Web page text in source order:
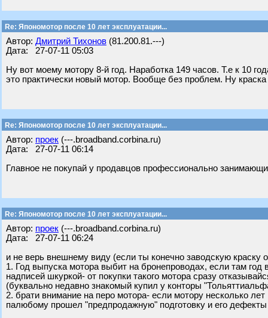
Re: Япономотор после 10 лет эксплуатации...
Автор: Дмитрий Тихонов (81.200.81.---)
Дата: 27-07-11 05:03
Ну вот моему мотору 8-й год. Наработка 149 часов. Т.е к 10
это практически новый мотор. Вообще без проблем. Ну
Re: Япономотор после 10 лет эксплуатации...
Автор: проек (---.broadband.corbina.ru)
Дата: 27-07-11 06:14
Главное не покупай у продавцов профессионально
Re: Япономотор после 10 лет эксплуатации...
Автор: проек (---.broadband.corbina.ru)
Дата: 27-07-11 06:24
и не верь внешнему виду (если ты конечно заводскую краску
1. Год выпуска мотора выбит на бронепроводах, если там
надписей шкуркой- от покупки такого мотора сразу
(буквально недавно знакомый купил у конторы
2. брати внимание на перо мотора- если мотору несколько
палюбому прошел "предпродажную" подготовку и его